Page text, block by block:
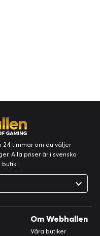
24 timmar om du väljer
Alla priser är i svenska
Om Webhallen
Våra butiker